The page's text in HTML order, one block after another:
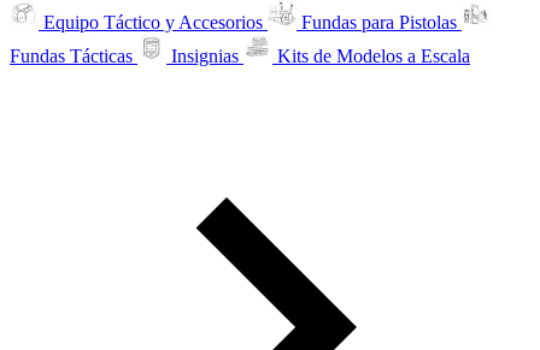
Equipo Táctico y Accesorios
Fundas para Pistolas
Fundas Tácticas
Insignias Kits de Modelos a Escala